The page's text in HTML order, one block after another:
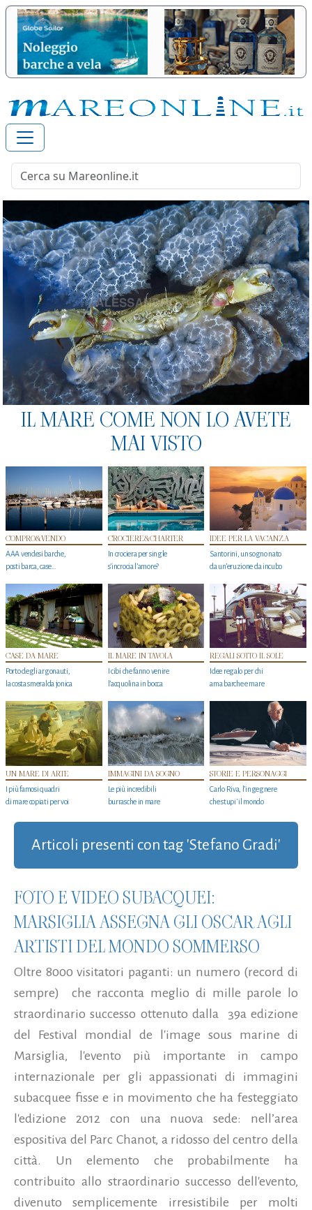
IL MARE COME NON LO AVETE
MAI VISTO
COMPRO&VENDO
AAA vendesi barche,
posti barca, case…
CROCIERE&CHARTER
In crociera per single
s'incrocia l’amore?
IDEE PER LA VACANZA
Santorini, un sogno nato
da un’eruzione da incubo
CASE DA MARE
Porto degli argonauti,
la costa smeralda jonica
IL MARE IN TAVOLA
I cibi che fanno venire
l’acquolina in bocca
REGALI SOTTO IL SOLE
Idee regalo per chi
ama barche e mare
UN MARE DI ARTE
I più famosi quadri
di mare copiati per voi
IMMAGINI DA SOGNO
Le più incredibili
burrasche in mare
STORIE E PERSONAGGI
Carlo Riva, l’ingegnere
che stupi' il mondo
Articoli presenti con tag 'Stefano Gradi'
FOTO E VIDEO SUBACQUEI:
MARSIGLIA ASSEGNA GLI OSCAR AGLI
ARTISTI DEL MONDO SOMMERSO
Oltre 8000 visitatori paganti: un numero (record di
sempre) che racconta meglio di mille parole lo
straordinario successo ottenuto dalla 39a edizione
del Festival mondial de l'image sous marine di
Marsiglia, l'evento più importante in campo
internazionale per gli appassionati di immagini
subacquee fisse e in movimento che ha festeggiato
l'edizione 2012 con una nuova sede: nell’area
espositiva del Parc Chanot, a ridosso del centro della
città. Un elemento che probabilmente ha
contribuito allo straordinario successo dell'evento,
divenuto semplicemente irresistibile per molti